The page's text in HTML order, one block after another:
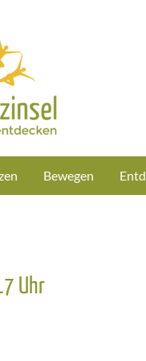
Bewegen
Uhr